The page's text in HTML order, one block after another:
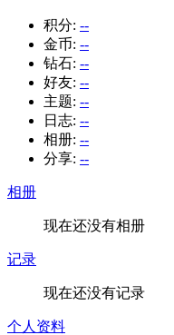
积分: --
金币: --
钻石: --
好友: --
主题: --
日志: --
相册: --
分享: --
相册
现在还没有相册
记录
现在还没有记录
个人资料